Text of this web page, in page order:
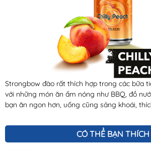
Strongbow đào rất thích hợp trong các bữa
với những món ăn ấm nóng như BBQ, đồ
bạn ăn ngon hơn, uống cũng sảng khoái,
CÓ THỂ BẠN THÍCH